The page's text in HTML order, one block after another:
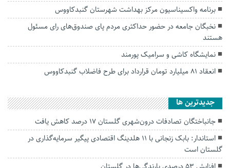
برنامه واکسیناسیون مرکز بهداشت شهرستان گنبدکاووس
نخبگان جامعه در حضور حداکثری مردم پای صندوق‌های رای مسئول
هستند
نمایشگاه کاشی و سرامیک پورمند
انعقاد ۸۱ میلیارد تومان قرارداد برای طرح فاضلاب گنبدکاووس
جديدترين ها
جانباختگان تصادفات درون‌شهری گلستان ۱۷ درصد کاهش یافت
استاندار: بابک زنجانی با ۱۱ هلدینگ اقتصادی پیگیر سرمایه‌گذاری در
گلستان است